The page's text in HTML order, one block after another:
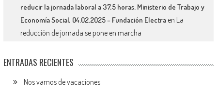
reducir la jornada laboral a 37,5 horas. Ministerio de Trabajo y
Economía Social, 04.02.2025 – Fundación Electraen La
reducción de jornada se pone en marcha
ENTRADAS RECIENTES
Nos vamos de vacaciones